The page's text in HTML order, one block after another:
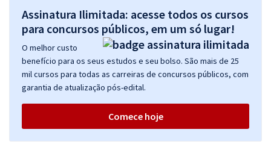
Assinatura Ilimitada: acesse todos os cursos
para concursos públicos, em um só lugar!
O melhor custo
benefício para os seus estudos e seu bolso. São mais de 25
mil cursos para todas as carreiras de concursos públicos, com
garantia de atualização pós-edital.
Comece hoje